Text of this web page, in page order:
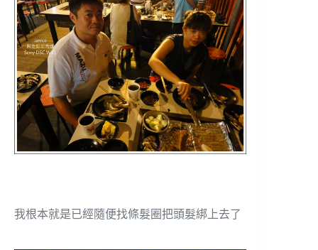
我根本就是已經隨便找條髮圈把頭髮綁上去了